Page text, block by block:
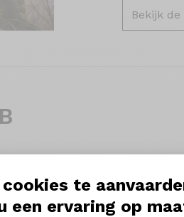
te
een ervaring op
Bekijk
Origine beogen twee
Met de keuze uit 100 of
je een MTB die perfect
eindeloos van de paden in een